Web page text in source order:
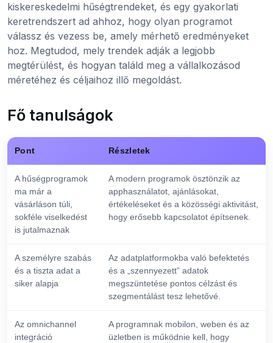
kiskereskedelmi hűségtrendeket, és egy gyakorlati
keretrendszert ad ahhoz, hogy olyan programot
válassz és vezess be, amely mérhető eredményeket
hoz. Megtudod, mely trendek adják a legjobb
megtérülést, és hogyan találd meg a vállalkozásod
méretéhez és céljaihoz illő megoldást.
Fő tanulságok
Pont Részletek
A hűségprogramok
ma már a
vásárláson túli,
sokféle viselkedést
is jutalmaznak
A modern programok ösztönzik az
apphasználatot, ajánlásokat,
értékeléseket és a közösségi aktivitást,
hogy erősebb kapcsolatot építsenek.
A személyre szabás
és a tiszta adat a
siker alapja
Az adatplatformokba való befektetés
és a „szennyezett” adatok
megszüntetése pontos célzást és
szegmentálást tesz lehetővé.
Az omnichannel
integráció
A programnak mobilon, weben és az
üzletben is működnie kell, hogy